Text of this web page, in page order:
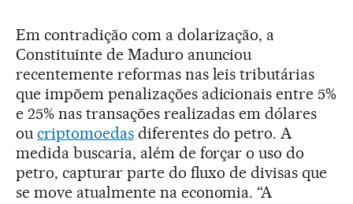
Em contradição com a dolarização, a
Constituinte de Maduro anunciou
recentemente reformas nas leis tributárias
que impõem penalizações adicionais entre 5%
e 25% nas transações realizadas em dólares
ou criptomoedasdiferentes do petro. A
medida buscaria, além de forçar o uso do
petro, capturar parte do fluxo de divisas que
se move atualmente na economia. “A